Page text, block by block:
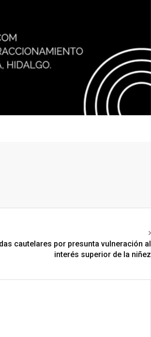
cautelares por presunta vulneración al
interés superior de la niñez